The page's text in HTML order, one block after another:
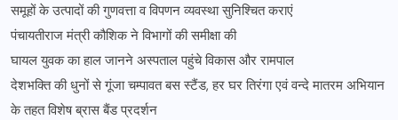
समूहों के उत्पादों की गुणवत्ता व विपणन व्यवस्था सुनिश्चित कराएं
पंचायतीराज मंत्री कौशिक ने विभागों की समीक्षा की
घायल युवक का हाल जानने अस्पताल पहुंचे विकास और रामपाल
देशभक्ति की धुनों से गूंजा चम्पावत बस स्टैंड, हर घर तिरंगा एवं वन्दे मातरम अभियान
के तहत विशेष ब्रास बैंड प्रदर्शन